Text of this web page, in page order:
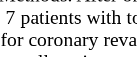
7 patients with
coronary